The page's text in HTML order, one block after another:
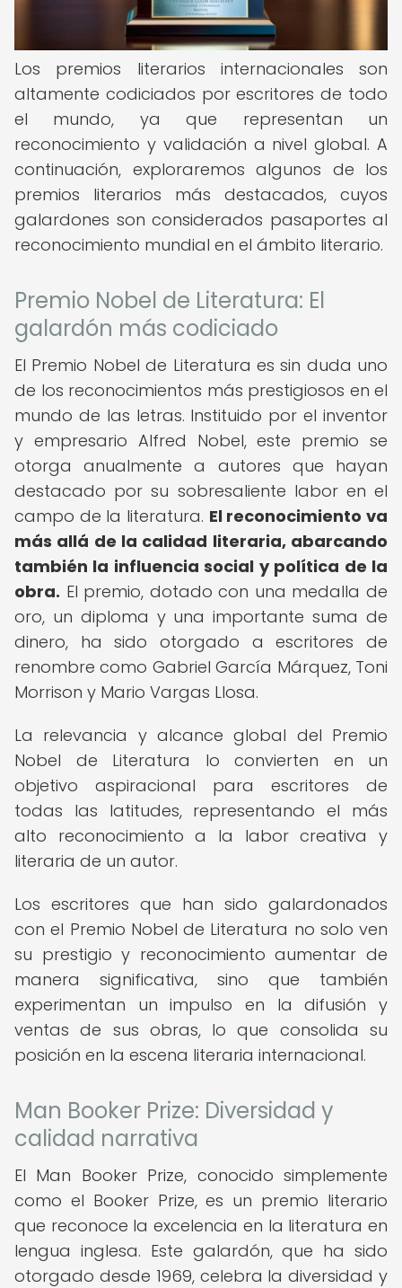
Los premios literarios internacionales son
altamente codiciados por escritores de todo
el mundo, ya que representan un
reconocimiento y validación a nivel global. A
continuación, exploraremos algunos de los
premios literarios más destacados, cuyos
galardones son considerados pasaportes al
reconocimiento mundial en el ámbito literario.
Premio Nobel de Literatura: El
galardón más codiciado
El Premio Nobel de Literatura es sin duda uno
de los reconocimientos más prestigiosos en el
mundo de las letras. Instituido por el inventor
y empresario Alfred Nobel, este premio se
otorga anualmente a autores que hayan
destacado por su sobresaliente labor en el
campo de la literatura. El reconocimiento va
más allá de la calidad literaria, abarcando
también la influencia social y política de la
obra. El premio, dotado con una medalla de
oro, un diploma y una importante suma de
dinero, ha sido otorgado a escritores de
renombre como Gabriel García Márquez, Toni
Morrison y Mario Vargas Llosa.
La relevancia y alcance global del Premio
Nobel de Literatura lo convierten en un
objetivo aspiracional para escritores de
todas las latitudes, representando el más
alto reconocimiento a la labor creativa y
literaria de un autor.
Los escritores que han sido galardonados
con el Premio Nobel de Literatura no solo ven
su prestigio y reconocimiento aumentar de
manera significativa, sino que también
experimentan un impulso en la difusión y
ventas de sus obras, lo que consolida su
posición en la escena literaria internacional.
Man Booker Prize: Diversidad y
calidad narrativa
El Man Booker Prize, conocido simplemente
como el Booker Prize, es un premio literario
que reconoce la excelencia en la literatura en
lengua inglesa. Este galardón, que ha sido
otorgado desde 1969, celebra la diversidad y